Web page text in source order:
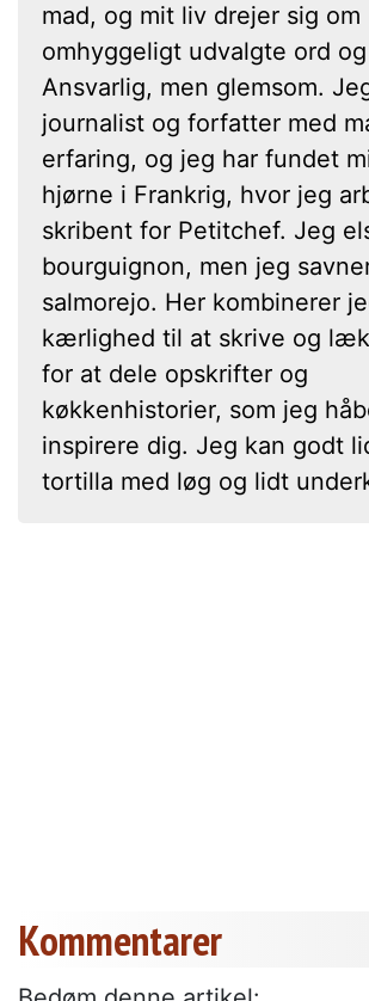
mad, og mit liv drejer sig om
omhyggeligt udvalgte ord
Ansvarlig, men glemsom.
journalist og forfatter med
erfaring, og jeg har fundet
hjørne i Frankrig, hvor jeg
skribent for Petitchef. Jeg
bourguignon, men jeg
salmorejo. Her kombinerer
kærlighed til at skrive og
for at dele opskrifter og
køkkenhistorier, som jeg
inspirere dig. Jeg kan godt
tortilla med løg og lidt
Kommentarer